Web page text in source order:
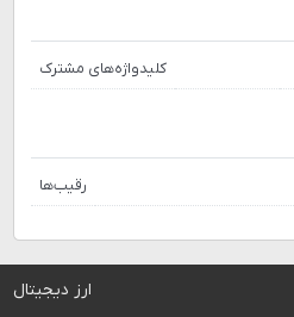
کلیدواژه‌های مشترک
رقیب‌ها
ارز دیجیتال